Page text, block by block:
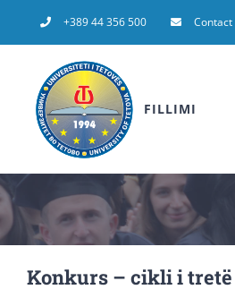
to
+389 44 356 500 Contact
FILLIMI
Konkurs – cikli i tretë